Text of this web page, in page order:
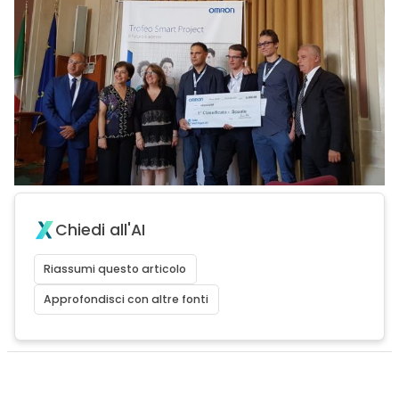
Chiedi all'AI
Riassumi questo articolo
Approfondisci con altre fonti